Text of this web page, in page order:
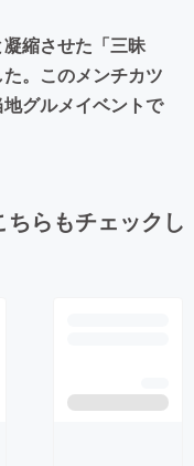
縮させた「三昧
。このメンチカツ
グルメイベントで
らもチェックし